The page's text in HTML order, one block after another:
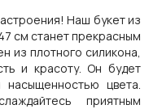
Наш букет из
см станет прекрасным
из плотного силикона,
и красоту. Он будет
цвета.
приятным